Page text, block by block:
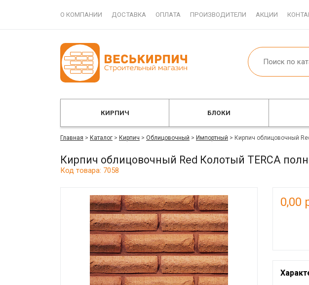
О КОМПАНИИ ДОСТАВКА ОПЛАТА ПРОИЗВОДИТЕЛИ АКЦИИ
КИРПИЧ БЛОКИ
Главная > Каталог > Кирпич > Облицовочный > Импортный > Кирпич облицовочный
Кирпич облицовочный Red Колотый TERCA
Код товара: 7058
0,00